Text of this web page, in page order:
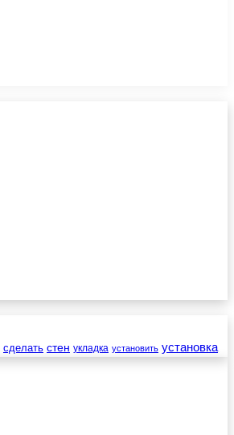
сделать стен укладка установить установка